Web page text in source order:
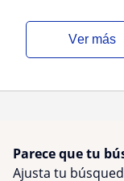
ver más
Parece que tu
Ajusta tu